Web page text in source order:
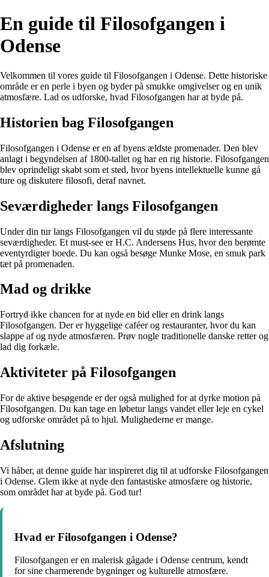
En guide til Filosofgangen i
Odense
Velkommen til vores guide til Filosofgangen i Odense. Dette historiske
område er en perle i byen og byder på smukke omgivelser og en unik
atmosfære. Lad os udforske, hvad Filosofgangen har at byde på.
Historien bag Filosofgangen
Filosofgangen i Odense er en af byens ældste promenader. Den blev
anlagt i begyndelsen af 1800-tallet og har en rig historie. Filosofgangen
blev oprindeligt skabt som et sted, hvor byens intellektuelle kunne gå
ture og diskutere filosofi, deraf navnet.
Seværdigheder langs Filosofgangen
Under din tur langs Filosofgangen vil du støde på flere interessante
seværdigheder. Et must-see er H.C. Andersens Hus, hvor den berømte
eventyrdigter boede. Du kan også besøge Munke Mose, en smuk park
tæt på promenaden.
Mad og drikke
Fortryd ikke chancen for at nyde en bid eller en drink langs
Filosofgangen. Der er hyggelige caféer og restauranter, hvor du kan
slappe af og nyde atmosfæren. Prøv nogle traditionelle danske retter og
lad dig forkæle.
Aktiviteter på Filosofgangen
For de aktive besøgende er der også mulighed for at dyrke motion på
Filosofgangen. Du kan tage en løbetur langs vandet eller leje en cykel
og udforske området på to hjul. Mulighederne er mange.
Afslutning
Vi håber, at denne guide har inspireret dig til at udforske Filosofgangen
i Odense. Glem ikke at nyde den fantastiske atmosfære og historie,
som området har at byde på. God tur!
Hvad er Filosofgangen i Odense?
Filosofgangen er en malerisk gågade i Odense centrum, kendt
for sine charmerende bygninger og kulturelle atmosfære.